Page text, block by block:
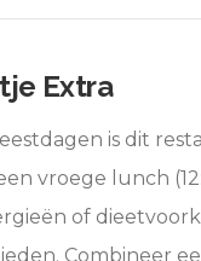
Extra
is dit
vroege lunch
of
Combineer